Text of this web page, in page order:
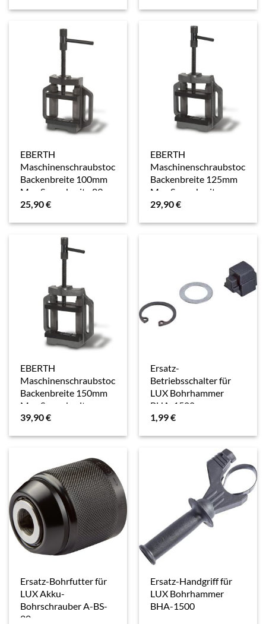
EBERTH
Maschinenschraubstock
Backenbreite 100mm
Max Spannbreite 89mm
25,90€
EBERTH
Maschinenschraubstock
Backenbreite 125mm
Max Spannbreite
100mm
29,90€
EBERTH
Maschinenschraubstock
Backenbreite 150mm
Max Spannbreite
129mm
39,90€
Ersatz-
Betriebsschalter für
LUX Bohrhammer
BHA-1500
1,99€
Ersatz-Bohrfutter für
LUX Akku-
Bohrschrauber A-BS-
20
Ersatz-Handgriff für
LUX Bohrhammer
BHA-1500